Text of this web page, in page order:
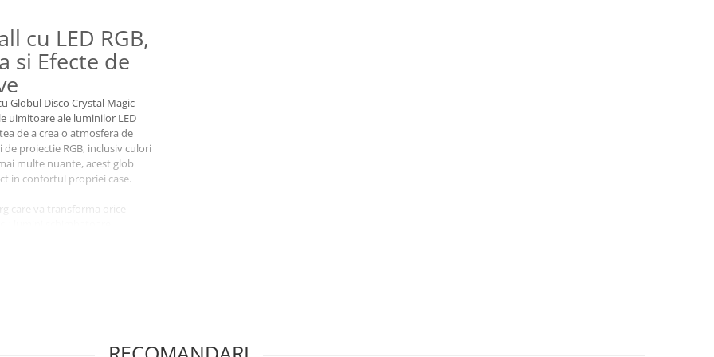
cu LED RGB,
si Efecte de
Globul Disco Crystal Magic
uimitoare ale luminilor LED
de a crea o atmosfera de
proiectie RGB, inclusiv culori
multe nuante, acest glob
in confortul propriei case.
care va transforma orice
captivant, care este
sau petreceri de ziua
uri de club. Fiecare petrecere
sau la orice alt dispozitiv